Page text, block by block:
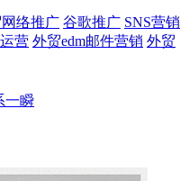
络推广 谷歌推广 SNS营销
营 外贸edm邮件营销 外贸
一瞬